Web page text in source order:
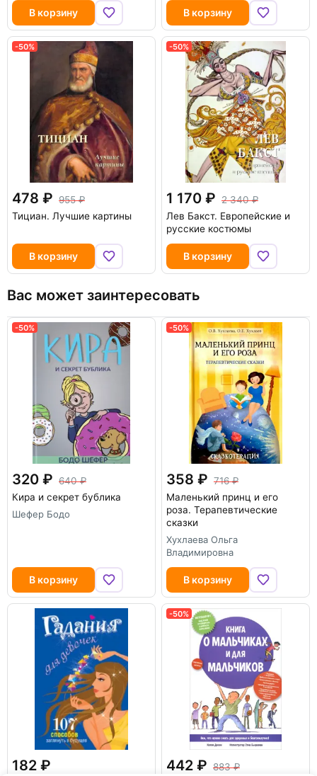
В корзину В корзину
-50%
478
955
Тициан. Лучшие картины
В корзину
-50%
1 170
2 340
Лев Бакст. Европейские и
русские костюмы
В корзину
Вас может заинтересовать
-50%
320
640
Кира и секрет бублика
Шефер Бодо
В корзину
-50%
358
716
Маленький принц и его
роза. Терапевтические
сказки
Хухлаева Ольга
Владимировна
В корзину
182
-50%
442 883